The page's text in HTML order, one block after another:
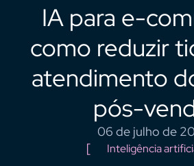
IA para e-
como reduzir
atendimento
pós-
06 de julho de
Inteligência